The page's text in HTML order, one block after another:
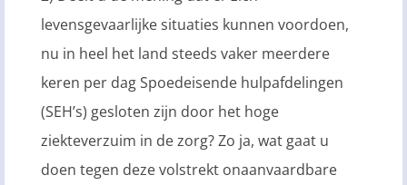
levensgevaarlijke situaties kunnen voordoen,
nu in heel het land steeds vaker meerdere
keren per dag Spoedeisende hulpafdelingen
(SEH’s) gesloten zijn door het hoge
ziekteverzuim in de zorg? Zo ja, wat gaat u
doen tegen deze volstrekt onaanvaardbare